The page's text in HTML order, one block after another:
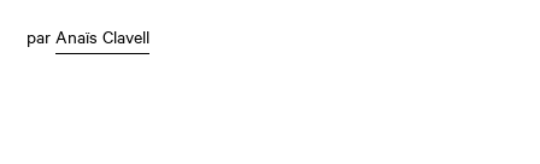
parAnaïs Clavell